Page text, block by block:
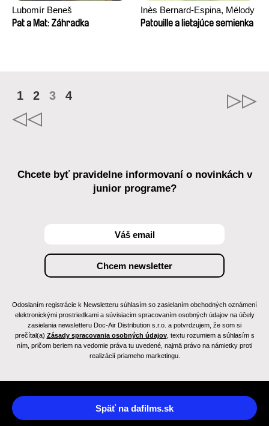
Lubomír Beneš
Pat a Mat: Záhradka
Inès Bernard-Espina, Mélody
Boulissière, Clémentine
Patouille a lietajúce semienka
1 2 3 4
Chcete byť pravidelne informovaní o novinkách v
junior programe?
Odoslaním registrácie k Newsletteru súhlasím so zasielaním obchodných oznámení
elektronickými prostriedkami a súvisiacim spracovaním osobných údajov na účely
zasielania newsletteru Doc-Air Distribution s.r.o. a potvrdzujem, že som si
prečítal(a) Zásady spracovania osobných údajov, textu rozumiem a súhlasím s
ním, pričom beriem na vedomie práva tu uvedené, najmä právo na námietky proti
realizácií priameho marketingu.
Späť na dafilms.sk